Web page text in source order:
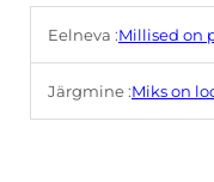
Eelneva :Millised on
Järgmine :Miks on